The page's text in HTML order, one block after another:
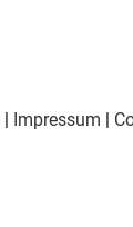
| Impressum |